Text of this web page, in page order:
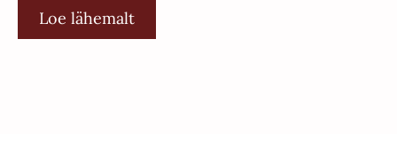
Loe lähemalt